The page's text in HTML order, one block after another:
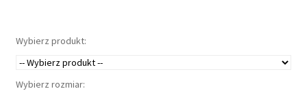
Wybierz produkt:
Wybierz rozmiar: